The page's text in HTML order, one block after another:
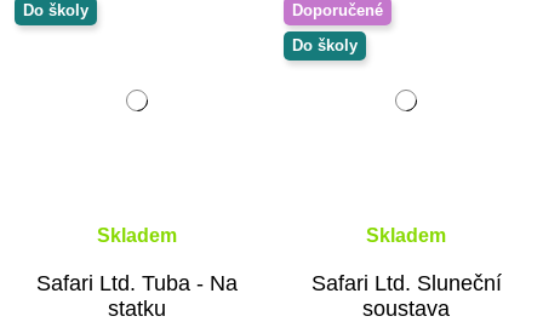
Do školy
Skladem
Safari Ltd. Tuba - Na
statku
Doporučené
Do školy
Skladem
Safari Ltd. Sluneční
soustava